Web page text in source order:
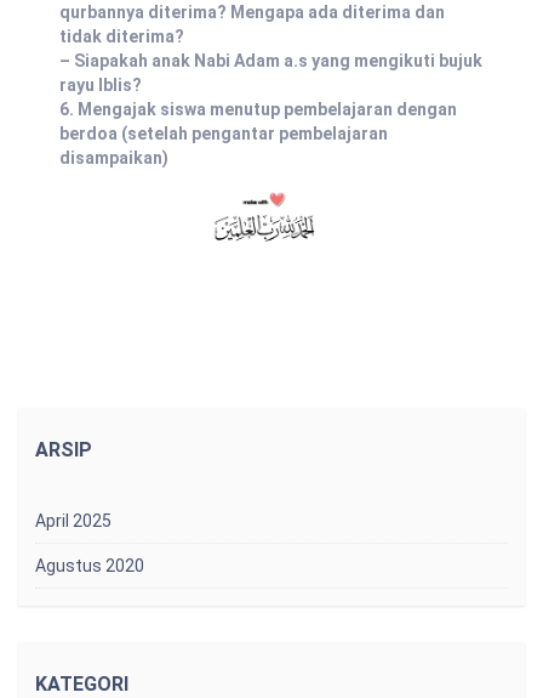
qurbannya diterima? Mengapa ada diterima dan
tidak diterima?
– Siapakah anak Nabi Adam a.s yang mengikuti bujuk
rayu Iblis?
6. Mengajak siswa menutup pembelajaran dengan
berdoa (setelah pengantar pembelajaran
disampaikan)
ARSIP
April 2025
Agustus 2020
KATEGORI